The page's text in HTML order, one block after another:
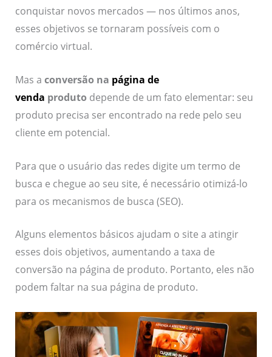
conquistar novos mercados — nos últimos anos,
esses objetivos se tornaram possíveis com o
comércio virtual.
Mas a conversão na página de
venda produto depende de um fato elementar: seu
produto precisa ser encontrado na rede pelo seu
cliente em potencial.
Para que o usuário das redes digite um termo de
busca e chegue ao seu site, é necessário otimizá-lo
para os mecanismos de busca (SEO).
Alguns elementos básicos ajudam o site a atingir
esses dois objetivos, aumentando a taxa de
conversão na página de produto. Portanto, eles não
podem faltar na sua página de produto.